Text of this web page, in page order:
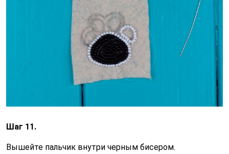
Шаг 11.
Вышейте пальчик внутри черным бисером.